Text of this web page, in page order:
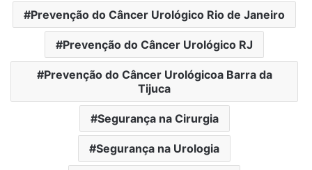
Prevenção do Câncer Urológico Rio de Janeiro
Prevenção do Câncer Urológico RJ
Prevenção do Câncer Urológicoa Barra da
Tijuca
Segurança na Cirurgia
Segurança na Urologia